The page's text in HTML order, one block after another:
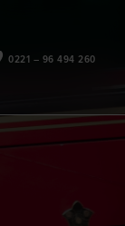
0221 – 96 494 260